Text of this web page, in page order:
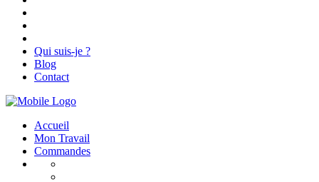
Qui suis-je ?
Blog
Contact
Accueil
Mon Travail
Commandes